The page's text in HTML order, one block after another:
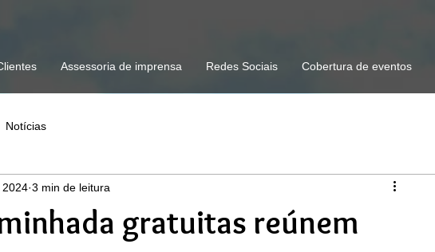
Assessoria de imprensa Redes Sociais Cobertura de eventos
Notícias
gratuitas reúnem
2024 3 min de leitura